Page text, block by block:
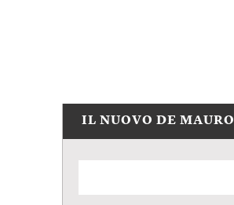
IL NUOVO DE MAURO